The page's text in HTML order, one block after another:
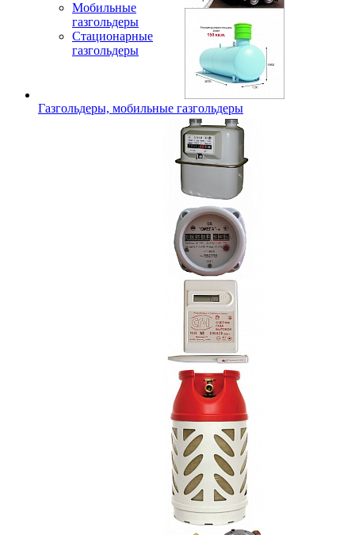
Мобильные
газгольдеры
Стационарные
газгольдеры
Газгольдеры, мобильные газгольдеры